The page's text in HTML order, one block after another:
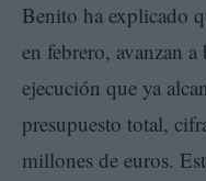
Benito ha explicado
en febrero, avanzan
ejecución que ya
presupuesto total,
millones de euros.